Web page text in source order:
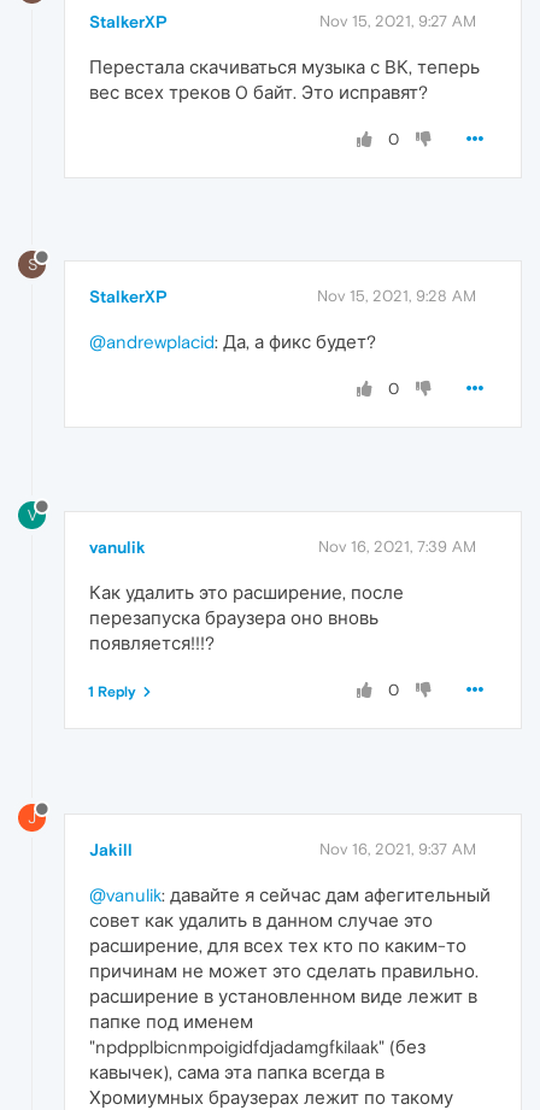
StalkerXP Nov 15, 2021, 9:27 AM
Перестала скачиваться музыка с ВК, теперь
вес всех треков 0 байт. Это исправят?
0
S
StalkerXP Nov 15, 2021, 9:28 AM
@andrewplacid: Да, а фикс будет?
0
V
vanulik Nov 16, 2021, 7:39 AM
Как удалить это расширение, после
перезапуска браузера оно вновь
появляется!!!?
0
1 Reply
J
Jakill Nov 16, 2021, 9:37 AM
@vanulik: давайте я сейчас дам афегительный
совет как удалить в данном случае это
расширение, для всех тех кто по каким-то
причинам не может это сделать правильно.
расширение в установленном виде лежит в
папке под именем
"npdpplbicnmpoigidfdjadamgfkilaak" (без
кавычек), сама эта папка всегда в
Хромиумных браузерах лежит по такому